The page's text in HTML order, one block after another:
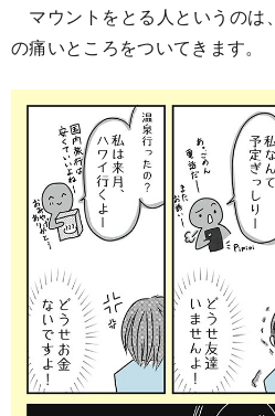
マウントをとる人というのは
の痛いところをついてきます。